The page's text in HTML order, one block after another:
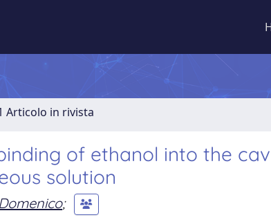
Articolo in rivista
of ethanol into the
solution
;